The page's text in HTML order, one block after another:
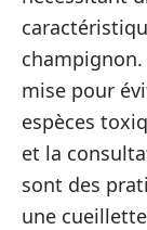
mise pour
espèces
et la
sont des
une